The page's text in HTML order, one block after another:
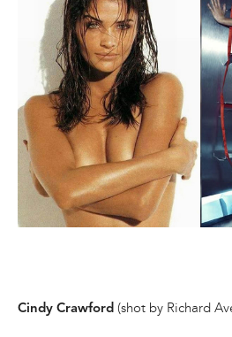
Cindy Crawford (shot by Richard